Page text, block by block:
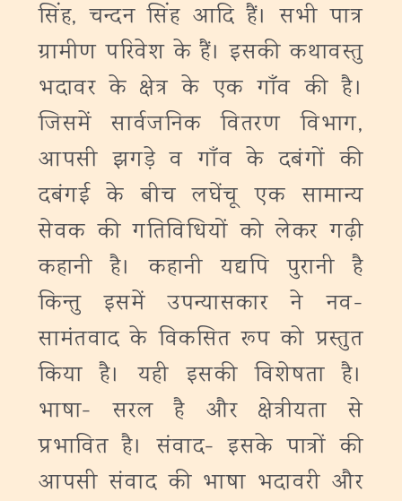
सिंह, चन्दन सिंह आदि हैं। सभी पात्र
ग्रामीण परिवेश के हैं। इसकी कथावस्तु
भदावर के क्षेत्र के एक गाँव की है।
जिसमें सार्वजनिक वितरण विभाग,
आपसी झगड़े व गाँव के दबंगों की
दबंगई के बीच लघेंचू एक सामान्य
सेवक की गतिविधियों को लेकर गढ़ी
कहानी है। कहानी यद्यपि पुरानी है
किन्तु इसमें उपन्यासकार ने नव-
सामंतवाद के विकसित रूप को प्रस्तुत
किया है। यही इसकी विशेषता है।
भाषा- सरल है और क्षेत्रीयता से
प्रभावित है। संवाद- इसके पात्रों की
आपसी संवाद की भाषा भदावरी और